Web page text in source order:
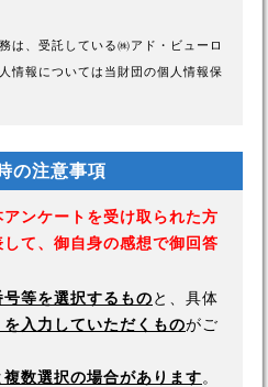
は、受託している㈱アド・ビューロ
情報については当財団の個人情報保
の注意事項
ンケートを受け取られた方
て、御自身の感想で御回答
等を選択するものと、具体
を入力していただくものがご
複数選択の場合があります。